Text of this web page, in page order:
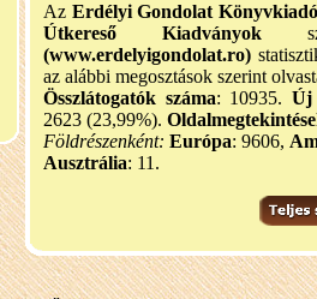
Az Erdélyi Gondolat
Útkereső Kiadványok
(www.erdelyigondolat.ro)
az alábbi megosztások szerint
Összlátogatók száma: 10935. Új
2623 (23,99%).
Földrészenként: Európa: 9606,
Ausztrália: 11.